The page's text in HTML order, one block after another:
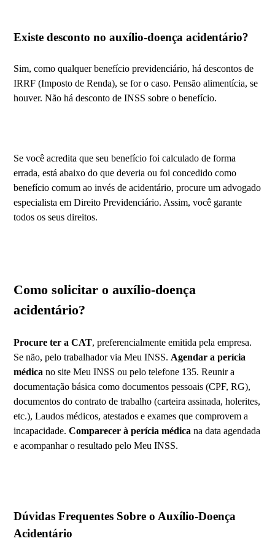
Existe desconto no auxílio-doença acidentário?
Sim, como qualquer benefício previdenciário, há descontos de
IRRF (Imposto de Renda), se for o caso. Pensão alimentícia, se
houver. Não há desconto de INSS sobre o benefício.
Se você acredita que seu benefício foi calculado de forma
errada, está abaixo do que deveria ou foi concedido como
benefício comum ao invés de acidentário, procure um advogado
especialista em Direito Previdenciário. Assim, você garante
todos os seus direitos.
Como solicitar o auxílio-doença
acidentário?
Procure ter a CAT, preferencialmente emitida pela empresa.
Se não, pelo trabalhador via Meu INSS. Agendar a perícia
médica no site Meu INSS ou pelo telefone 135. Reunir a
documentação básica como documentos pessoais (CPF, RG),
documentos do contrato de trabalho (carteira assinada, holerites,
etc.), Laudos médicos, atestados e exames que comprovem a
incapacidade.Comparecer à perícia médica na data agendada
e acompanhar o resultado pelo Meu INSS.
Dúvidas Frequentes Sobre o Auxílio-Doença
Acidentário